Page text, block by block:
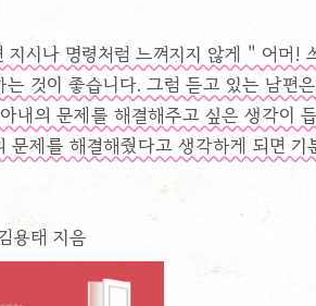
지시나 명령처럼 느껴지지 않게 " 어머!
것이 좋습니다. 그럼 듣고 있는 남편
내의 문제를 해결해주고 싶은 생각이
문제를 해결해줬다고 생각하게 되면 기
용태 지음